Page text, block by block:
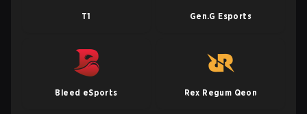
T1 Gen.G Esports
Bleed eSports Rex Regum Qeon